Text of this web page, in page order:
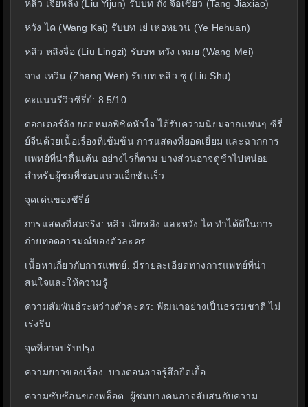
หลิว เจียหลิง (Liu Yijun) รับบท ถัง จื่อเซียว (Tang Jiaxiao)
หวัง ไค (Wang Kai) รับบท เย่ เหอหยวน (Ye Hehuan)
หลิว หลิงจื่อ (Liu Lingzi) รับบท หวัง เหมย (Wang Mei)
จาง เหวิน (Zhang Wen) รับบท หลิว ซู่ (Liu Shu)
คะแนนรีวิวซีรี่ย์: 8.5/10
ดอกเตอร์ถัง ยอดหมอพิชิตหัวใจ ได้รับความนิยมจากแฟนๆ ซีรี่
ย์จีนด้วยเนื้อเรื่องที่เข้มข้น การแสดงที่ยอดเยี่ยม และฉากการ
แพทย์ที่น่าตื่นเต้น อย่างไรก็ตาม บางส่วนอาจดูช้าไปหน่อย
สำหรับผู้ชมที่ชอบแนวแอ็กชันเร็ว
จุดเด่นของซีรี่ย์
การแสดงที่สมจริง: หลิว เจียหลิง และหวัง ไค ทำได้ดีในการ
ถ่ายทอดอารมณ์ของตัวละคร
เนื้อหาเกี่ยวกับการแพทย์: มีรายละเอียดทางการแพทย์ที่น่า
สนใจและให้ความรู้
ความสัมพันธ์ระหว่างตัวละคร: พัฒนาอย่างเป็นธรรมชาติ ไม่
เร่งรีบ
จุดที่อาจปรับปรุง
ความยาวของเรื่อง: บางตอนอาจรู้สึกยืดเยื้อ
ความซับซ้อนของพล็อต: ผู้ชมบางคนอาจสับสนกับความ